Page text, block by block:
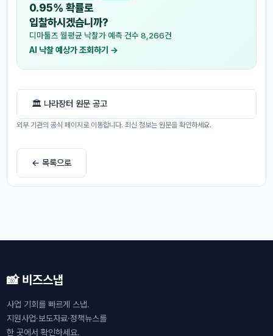
0.95% 확률로
입찰하시겠습니까?
디마툴즈 월평균 낙찰가 예측 건수 8,266건
AI 낙찰 예상가 조회하기 →
🏛 나라장터 원문 공고
외부 기관의 공식 페이지로 이동합니다. 최신 정보는 원문을 확인하세요.
← 목록으로
📸 비즈스냅
사업 기회를 빠르게 스냅.
지원사업·보도자료·정책뉴스를
한 곳에서 확인하세요.